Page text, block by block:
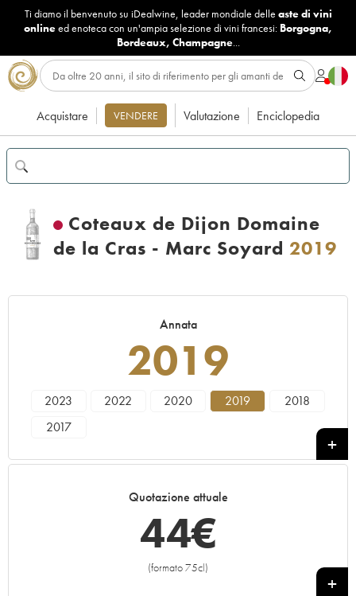
Ti diamo il benvenuto su iDealwine, leader mondiale delle aste di vini
onlineed enoteca con un'ampia selezione di vini francesi: Borgogna,
Bordeaux, Champagne...
Acquistare VENDERE Valutazione Enciclopedia
Coteaux de Dijon Domaine
de la Cras - Marc Soyard 2019
Annata
2019
2023 2022 2020 2019
2018
2017
Quotazione attuale
44€
(formato 75cl)
+